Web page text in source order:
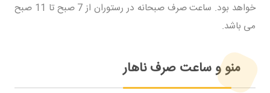
خواهد بود. ساعت صرف صبحانه در رستوران از 7 صبح تا 11 صبح
می باشد.
منو و ساعت صرف ناهار